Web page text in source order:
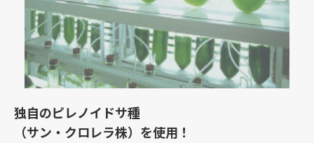
独自のピレノイドサ種
（サン・クロレラ株）を使用！